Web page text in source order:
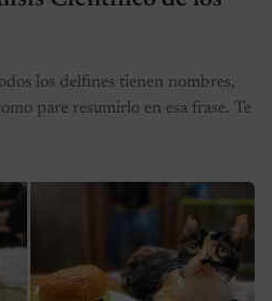
los delfines tienen nombres,
pare resumirlo en esa frase. Te